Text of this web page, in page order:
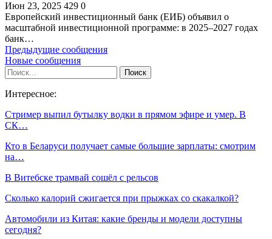
Июн 23, 2025 429 0
Европейский инвестиционный банк (ЕИБ) объявил о
масштабной инвестиционной программе: в 2025–2027 годах
банк…
Предыдущие сообщения
Новые сообщения
Интересное:
Стример выпил бутылку водки в прямом эфире и умер. В
СК…
Кто в Беларуси получает самые большие зарплаты: смотрим
на…
В Витебске трамвай сошёл с рельсов
Сколько калорий сжигается при прыжках со скакалкой?
Автомобили из Китая: какие бренды и модели доступны
сегодня?